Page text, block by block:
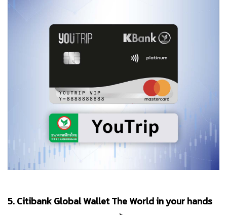
5. Citibank Global Wallet The World in your hands